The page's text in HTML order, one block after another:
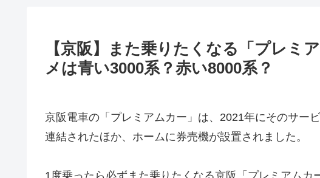
【京阪】また乗りたくなる「プレミ
メは青い3000系？赤い8000系？
京阪電車の「プレミアムカー」は、2021年にそのサー
連結されたほか、ホームに券売機が設置されました。